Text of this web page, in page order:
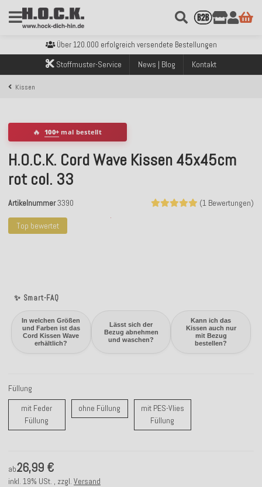
Kostenloser Versand innerhalb Deutschlands ab 99€ Bestellwert
Sicher bezahlen mit Klarna, PayPal & Amazon Pay
Kostenloser Versand innerhalb Deutschlands ab 99€ Bestellwert
Über 120.000 erfolgreich versendete Bestellungen
Sicher bezahlen mit Klarna, PayPal & Amazon Pay
Kostenloser Versand innerhalb Deutschlands ab 99€ Bestellwert
Stoffmuster-Service News | Blog Kontakt
Kissen
Top bewertet
✨ Smart-FAQ
In welchen Größen
und Farben ist das
Cord Kissen Wave
erhältlich?
Lässt sich der
Bezug abnehmen
und waschen?
Kann ich das
Kissen auch nur
mit Bezug
bestellen?
🔥 100+ mal bestellt
H.O.C.K. Cord Wave Kissen 45x45cm
rot col. 33
(1 Bewertungen)
Artikelnummer3390
Füllung
mit Feder
Füllung mit Feder Füllung
ohne Füllung ohne Füllung
mit PES-Vlies
Füllung
ab26,99 €
inkl. 19% USt. , zzgl. Versand